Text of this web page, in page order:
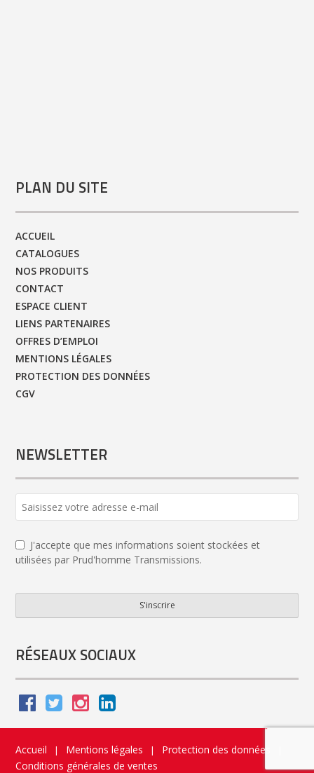
PLAN DU SITE
ACCUEIL
CATALOGUES
NOS PRODUITS
CONTACT
ESPACE CLIENT
LIENS PARTENAIRES
OFFRES D’EMPLOI
MENTIONS LÉGALES
PROTECTION DES DONNÉES
CGV
NEWSLETTER
J'accepte que mes informations soient stockées et
utilisées par Prud'homme Transmissions.
S'inscrire
Number *
RÉSEAUX SOCIAUX
Accueil | Mentions légales | Protection des données
Conditions générales de ventes